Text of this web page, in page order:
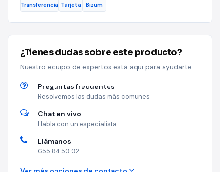
Transferencia Tarjeta Bizum
¿Tienes dudas sobre este producto?
Nuestro equipo de expertos está aquí para ayudarte.
Preguntas frecuentes
Resolvemos las dudas más comunes
Chat en vivo
Habla con un especialista
Llámanos
655 84 59 92